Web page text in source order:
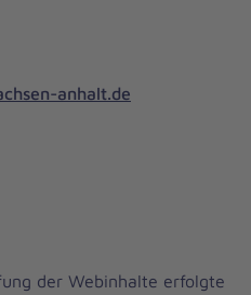
​anhalt.de
der Webinhalte erfolgte